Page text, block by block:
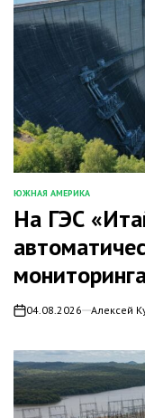
ОПУБЛИКОВАНО
В
ЮЖНАЯ АМЕРИКА
На ГЭС
on04.08.2026 Алексей